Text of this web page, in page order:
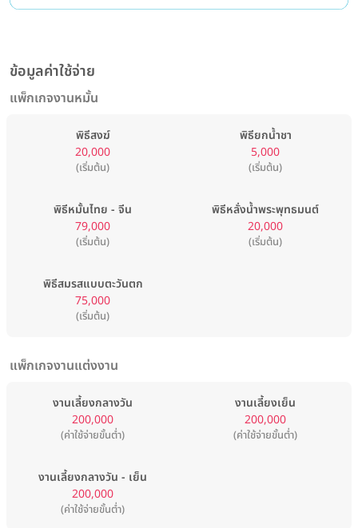
ข้อมูลค่าใช้จ่าย
แพ็กเกจงานหมั้น
พิธีสงฆ์
20,000
(เริ่มต้น)
พิธียกน้ำชา
5,000
(เริ่มต้น)
พิธีหมั้นไทย - จีน
79,000
(เริ่มต้น)
พิธีหลั่งน้ำพระพุทธมนต์
20,000
(เริ่มต้น)
พิธีสมรสแบบตะวันตก
75,000
(เริ่มต้น)
แพ็กเกจงานแต่งงาน
งานเลี้ยงกลางวัน
200,000
(ค่าใช้จ่ายขั้นต่ำ)
งานเลี้ยงเย็น
200,000
(ค่าใช้จ่ายขั้นต่ำ)
งานเลี้ยงกลางวัน - เย็น
200,000
(ค่าใช้จ่ายขั้นต่ำ)